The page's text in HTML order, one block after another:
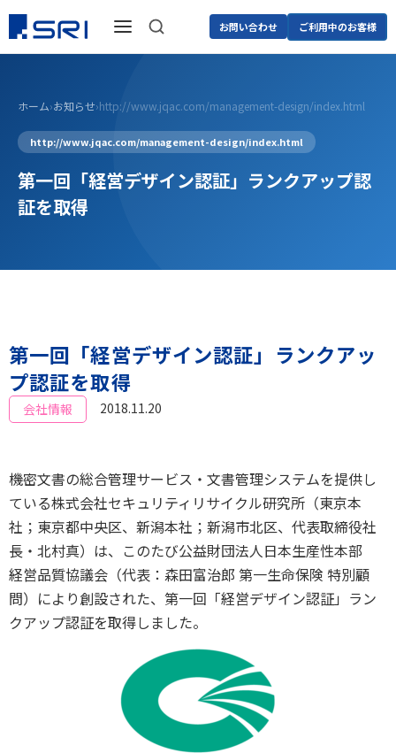
お問い合わせ ご利用中のお客様
ホーム›お知らせ›http://www.jqac.com/management-design/index.html
http://www.jqac.com/management-design/index.html
第一回「経営デザイン認証」ランクアップ認
証を取得
第一回「経営デザイン認証」ランクアッ
プ認証を取得
会社情報 2018.11.20
機密文書の総合管理サービス・文書管理システムを提供し
ている株式会社セキュリティリサイクル研究所（東京本
社；東京都中央区、新潟本社；新潟市北区、代表取締役社
長・北村真）は、このたび公益財団法人日本生産性本部
経営品質協議会（代表：森田富治郎 第一生命保険 特別顧
問）により創設された、第一回「経営デザイン認証」ラン
クアップ認証を取得しました。